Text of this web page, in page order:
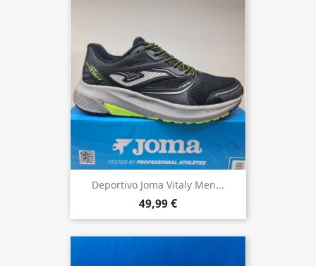
Deportivo Joma Vitaly Men...
49,99 €